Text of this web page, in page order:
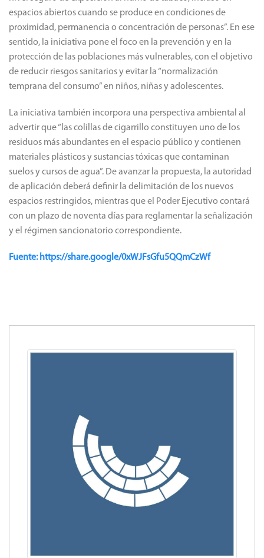
espacios abiertos cuando se produce en condiciones de
proximidad, permanencia o concentración de personas”. En ese
sentido, la iniciativa pone el foco en la prevención y en la
protección de las poblaciones más vulnerables, con el objetivo
de reducir riesgos sanitarios y evitar la “normalización
temprana del consumo” en niños, niñas y adolescentes.
La iniciativa también incorpora una perspectiva ambiental al
advertir que “las colillas de cigarrillo constituyen uno de los
residuos más abundantes en el espacio público y contienen
materiales plásticos y sustancias tóxicas que contaminan
suelos y cursos de agua”. De avanzar la propuesta, la autoridad
de aplicación deberá definir la delimitación de los nuevos
espacios restringidos, mientras que el Poder Ejecutivo contará
con un plazo de noventa días para reglamentar la señalización
y el régimen sancionatorio correspondiente.
Fuente: https://share.google/0xWJFsGfu5QQmCzWf